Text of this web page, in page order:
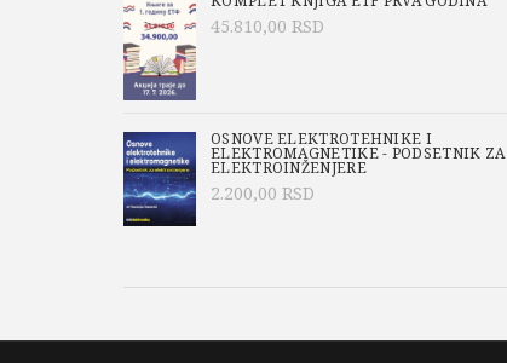
45.810,00 RSD
OSNOVE ELEKTROTEHNIKE I
ELEKTROMAGNETIKE - PODSETNIK ZA
ELEKTROINŽENJERE
2.200,00 RSD